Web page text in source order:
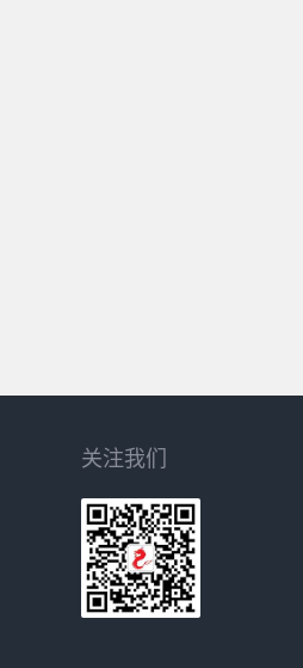
关注我们